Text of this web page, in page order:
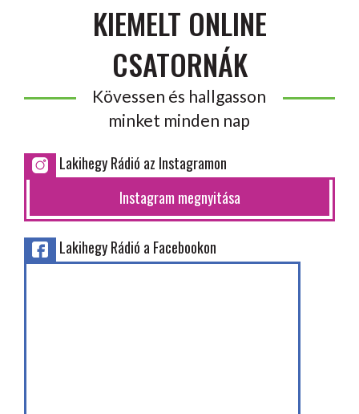
KIEMELT ONLINE
CSATORNÁK
Kövessen és hallgasson
minket minden nap
Lakihegy Rádió az Instagramon
Instagram megnyitása
Lakihegy Rádió a Facebookon